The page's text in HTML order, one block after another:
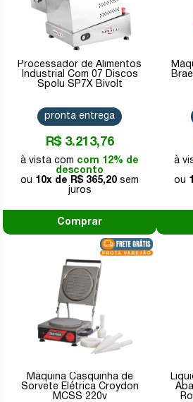
Processador de Alimentos
Industrial Com 07 Discos
Spolu SP7X Bivolt
R$ 3.213,76
com 12% de
desconto
10x de
R$ 365,20
pronta entrega
Comprar
Máquina Casquinha de
Sorvete Elétrica Croydon
MCSS 220v